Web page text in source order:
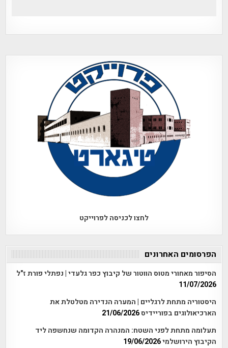
לחצו לכניסה לפרוייקט
הפרסומים האחרונים
הסיפור מאחורי מטוס הווטור של קיבוץ כפר גלעדי | נפתלי פורת ז"ל
11/07/2026
היסטוריה מתחת לרגליים | המערה הנדירה מטלטלת את
הארכיאולוגים בפוריידיס21/06/2026
תעלומה מתחת לפני השטח: המנהרה הקדומה שנחשפה ליד
הקיבוץ הירושלמי19/06/2026